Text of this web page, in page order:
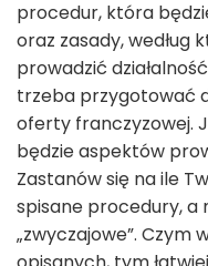
procedur, która
oraz zasady,
prowadzić
trzeba przygotować
oferty franczyzowej.
będzie aspektów
Zastanów się na ile
spisane procedury, a
„zwyczajowe”. Czym